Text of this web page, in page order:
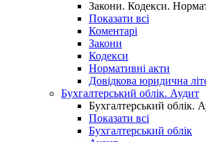
Закони. Кодекси.
Показати всі
Коментарі
Закони
Кодекси
Нормативні акти
Довідкова юридична
Бухгалтерський облік. Аудит
Бухгалтерський облік.
Показати всі
Бухгалтерський облік